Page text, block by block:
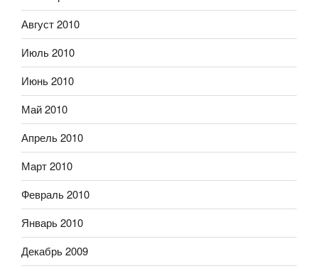
Август 2010
Июль 2010
Июнь 2010
Май 2010
Апрель 2010
Март 2010
Февраль 2010
Январь 2010
Декабрь 2009